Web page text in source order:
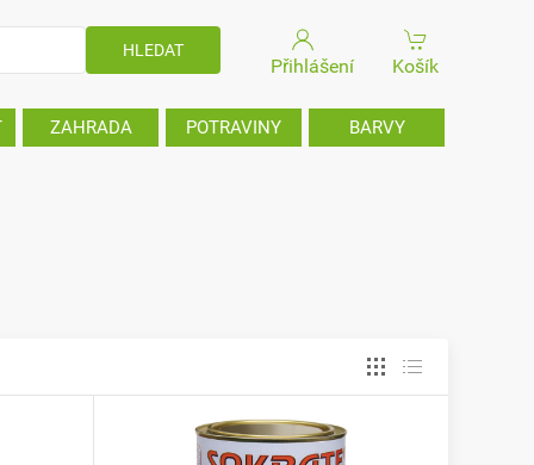
Přihlášení Košík
ZAHRADA POTRAVINY BARVY